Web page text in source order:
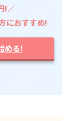
!／
におすすめ!
める!